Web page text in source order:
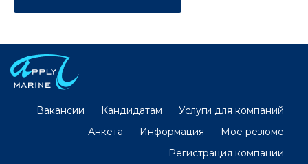
Вакансии Кандидатам
Услуги для компаний
Анкета
Информация
Моё резюме
Регистрация компании